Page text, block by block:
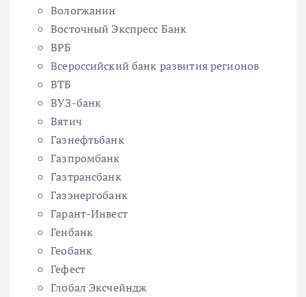
Вологжанин
Восточный Экспресс Банк
ВРБ
Всероссийский банк развития регионов
ВТБ
ВУЗ-банк
Вятич
Газнефтьбанк
Газпромбанк
Газтрансбанк
Газэнергобанк
Гарант-Инвест
Генбанк
Геобанк
Гефест
Глобал Эксчейндж